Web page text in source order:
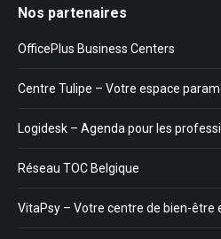
Nos partenaires
OfficePlus Business Centers
Centre Tulipe – Votre espace
Logidesk – Agenda pour les
Réseau TOC Belgique
VitaPsy – Votre centre de bien-être